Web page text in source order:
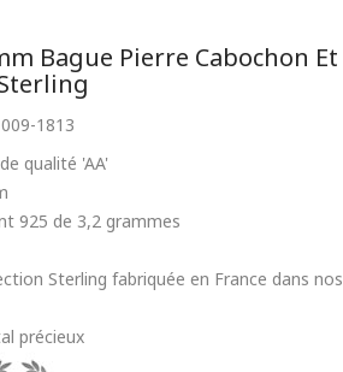
Bague Pierre Cabochon Et
1813
qualité 'AA'
925 de 3,2 grammes
Sterling fabriquée en France dans nos
précieux